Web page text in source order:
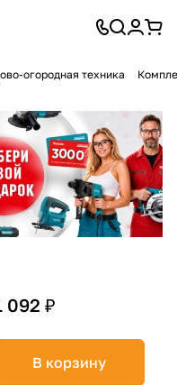
огородная техника
092 ₽
В корзину